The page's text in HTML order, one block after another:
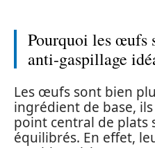
Pourquoi les œufs
anti-gaspillage
Les œufs sont bien
ingrédient de base,
point central de plats
équilibrés. En effet,